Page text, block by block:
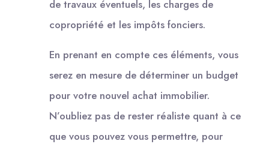
de travaux éventuels, les charges de
copropriété et les impôts fonciers.
En prenant en compte ces éléments, vous
serez en mesure de déterminer un budget
pour votre nouvel achat immobilier.
N’oubliez pas de rester réaliste quant à ce
que vous pouvez vous permettre, pour